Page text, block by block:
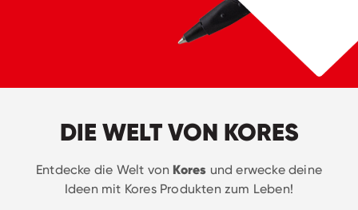
DIE WELT VON KORES
Entdecke die Welt von Kores und erwecke deine
Ideen mit Kores Produkten zum Leben!